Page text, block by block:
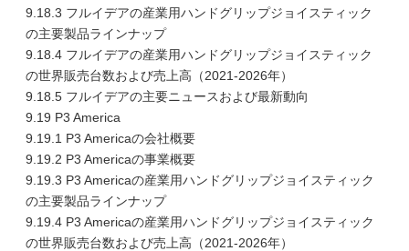
9.18.3 フルイデアの産業用ハンドグリップジョイスティック
の主要製品ラインナップ
9.18.4 フルイデアの産業用ハンドグリップジョイスティック
の世界販売台数および売上高（2021-2026年）
9.18.5 フルイデアの主要ニュースおよび最新動向
9.19 P3 America
9.19.1 P3 Americaの会社概要
9.19.2 P3 Americaの事業概要
9.19.3 P3 Americaの産業用ハンドグリップジョイスティック
の主要製品ラインナップ
9.19.4 P3 Americaの産業用ハンドグリップジョイスティック
の世界販売台数および売上高（2021-2026年）